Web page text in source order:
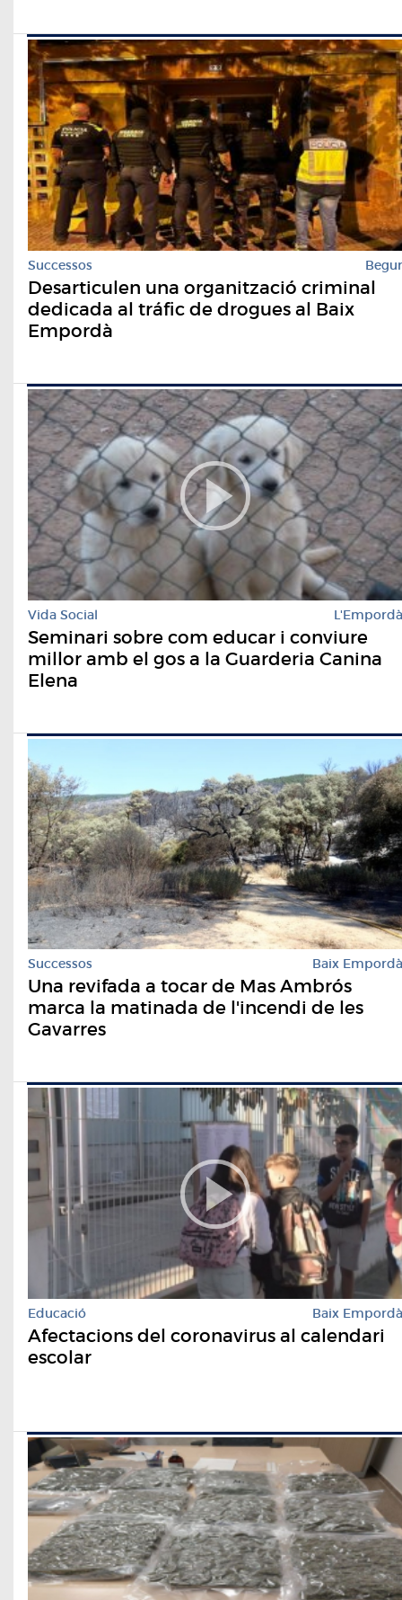
Successos Begur
Desarticulen una organització criminal
dedicada al tráfic de drogues al Baix
Empordà
Vida Social L'Empordà
Seminari sobre com educar i conviure
millor amb el gos a la Guarderia Canina
Elena
Successos Baix Empordà
Una revifada a tocar de Mas Ambrós
marca la matinada de l'incendi de les
Gavarres
Educació Baix Empordà
Afectacions del coronavirus al calendari
escolar